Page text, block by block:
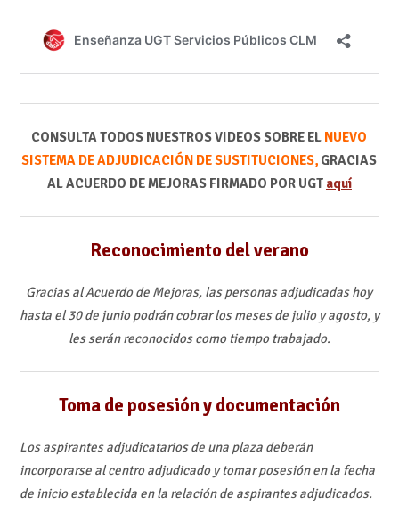
CONSULTA TODOS NUESTROS VIDEOS SOBRE EL NUEVO
SISTEMA DE ADJUDICACIÓN DE SUSTITUCIONES, GRACIAS
AL ACUERDO DE MEJORAS FIRMADO POR UGT aquí
Reconocimiento del verano
Gracias al Acuerdo de Mejoras, las personas adjudicadas hoy
hasta el 30 de junio podrán cobrar los meses de julio y agosto, y
les serán reconocidos como tiempo trabajado.
Toma de posesión y documentación
Los aspirantes adjudicatarios de una plaza deberán
incorporarse al centro adjudicado y tomar posesión en la fecha
de inicio establecida en la relación de aspirantes adjudicados.